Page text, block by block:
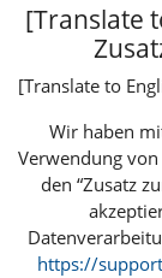
[Translate
[Translate to
Wir haben
Verwendung
den “Zusatz
https://